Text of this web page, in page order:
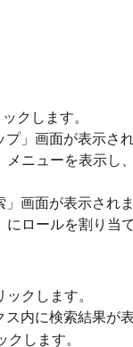
クします。
プ」画面が表示され
メニューを表示し
」画面が表示されま
にロールを割り当
ックします。
ス内に検索結果が
クします。